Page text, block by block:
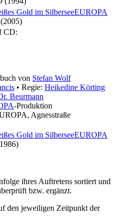
Gold im SilberseeEUROPA
CD:
von Stefan Wolf
• Regie: Heikedine Körting
Beurmann
-Produktion
Agnesstraße
Gold im SilberseeEUROPA
ihres Auftretens sortiert und
bzw. ergänzt.
den jeweiligen Zeitpunkt der